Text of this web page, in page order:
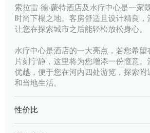
索拉雷·德·蒙特酒店及水疗中心是一家
时尚下榻之地。客房舒适且设计精良，
让您在探索城市之后能轻松放松身心。
水疗中心是酒店的一大亮点，若您希望
片刻宁静，这里将为您增添一份惬意。
优越，便于您在河内四处游览，探索附
和当地生活。
性价比